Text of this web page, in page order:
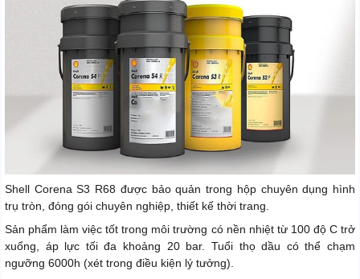
Shell Corena S3 R68 được bảo quản trong hộp chuyên dụng hình
trụ tròn, đóng gói chuyên nghiệp, thiết kế thời trang.
Sản phẩm làm việc tốt trong môi trường có nền nhiệt từ 100 độ C trở
xuống, áp lực tối đa khoảng 20 bar. Tuổi thọ dầu có thể chạm
ngưỡng 6000h (xét trong điều kiện lý tưởng).